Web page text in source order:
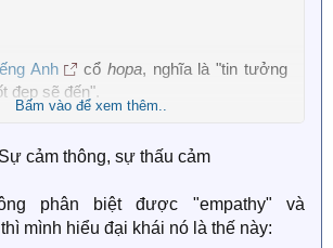
Anh cổ hopa, nghĩa là "tin tưởng
đẹp sẽ đến".
gắn liền với niềm tin vào tương lai,
thần khi đối diện khó khăn.
Bấm vào để xem thêm..
cảm thông, sự thấu cảm
phân biệt được "empathy" và
mình hiểu đại khái nó là thế này: